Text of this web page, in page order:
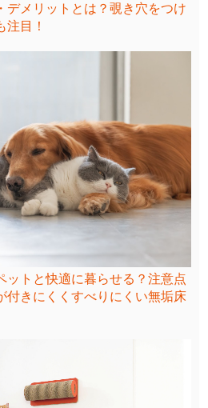
デメリットとは？覗き穴をつけ
注目！
ットと快適に暮らせる？注意点
付きにくくすべりにくい無垢床